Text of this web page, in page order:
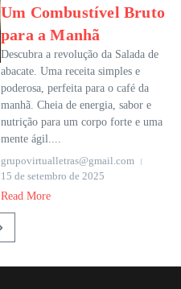
Um Combustível Bruto
para a Manhã
Descubra a revolução da Salada de
abacate. Uma receita simples e
poderosa, perfeita para o café da
manhã. Cheia de energia, sabor e
nutrição para um corpo forte e uma
mente ágil....
grupovirtualletras@gmail.com
15 de setembro de 2025
Read More